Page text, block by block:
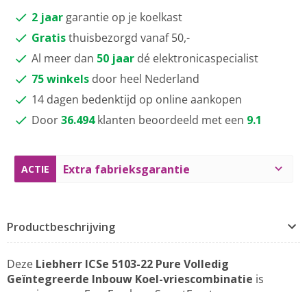
ACTIE Extra fabrieksgarantie
2 jaar garantie op je koelkast
Gratisthuisbezorgd vanaf 50,-
Al meer dan 50 jaar dé elektronicaspecialist
75 winkels door heel Nederland
14 dagen bedenktijd op online aankopen
Door36.494 klanten beoordeeld met een 9.1
Productbeschrijving
Deze Liebherr ICSe 5103-22 Pure Volledig
Geïntegreerde Inbouw Koel-vriescombinatie is